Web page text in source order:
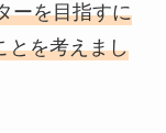
ーを目指すに
とを考えまし